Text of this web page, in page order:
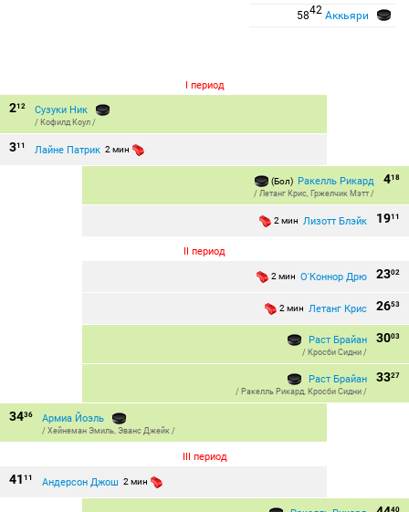
5842 Аккьяри
I период
212 Сузуки Ник
/ Кофилд Коул /
311 Лайне Патрик 2 мин
418
(Бол) Ракелль Рикард
/ Летанг Крис, Гржелчик Мэтт /
1911
2 мин Лизотт Блэйк
II период
2302
2 мин О'Коннор Дрю
2653
2 мин Летанг Крис
3003
Раст Брайан
/ Кросби Сидни /
3327
Раст Брайан
/ Ракелль Рикард, Кросби Сидни /
3436 Армиа Йоэль
/ Хейнеман Эмиль, Эванс Джейк /
III период
41 11 Андерсон Джош 2 мин
40